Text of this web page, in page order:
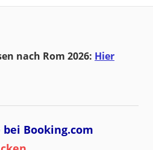
nach Rom 2026: Hier
Booking.com